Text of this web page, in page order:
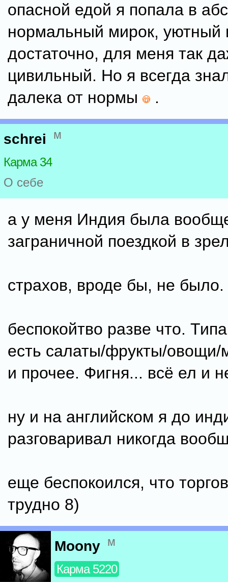
опасной едой я попала в
нормальный мирок, уютный
достаточно, для меня так
цивильный. Но я всегда
далека от нормы
.
schrei м
Карма 34
О себе
а у меня Индия была
заграничной поездкой в
страхов, вроде бы, не было.
беспокойтво разве что.
есть салаты/фрукты/
и прочее. Фигня... всё ел и
ну и на английском я до
разговаривал никогда
еще беспокоился, что
трудно 8)
Moony м
Карма 5220